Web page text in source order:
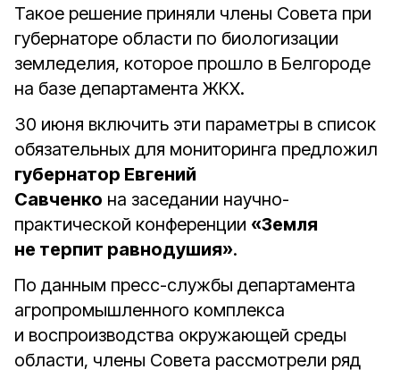
Такое решение приняли члены Совета при
губернаторе области по биологизации
земледелия, которое прошло в Белгороде
на базе департамента ЖКХ.
30 июня включить эти параметры в список
обязательных для мониторинга предложил
губернатор Евгений
Савченко на заседании научно-
практической конференции «Земля
не терпит равнодушия».
По данным пресс-службы департамента
агропромышленного комплекса
и воспроизводства окружающей среды
области, члены Совета рассмотрели ряд